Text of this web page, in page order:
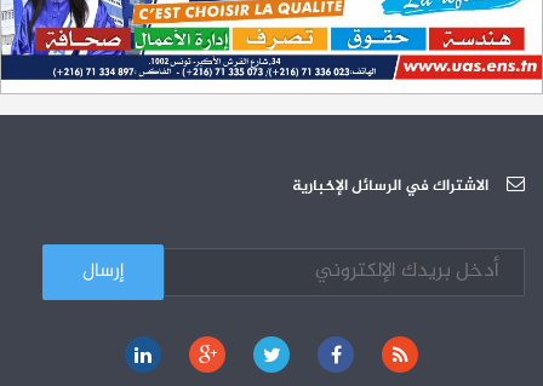
12-05 200 منحة لطلبة الطب التونسيين في جامعة هارفارد ‏الأمريكية‏
26-10 الجامعة العربية للعلوم تونس (U.A.S) : عرض لآخر إصدارات دار اليمامة
03-10 الجامعة العربية للعلوم : دورة تكوينية
كل الأخبار
الاشتراك في الرسائل الإخبارية